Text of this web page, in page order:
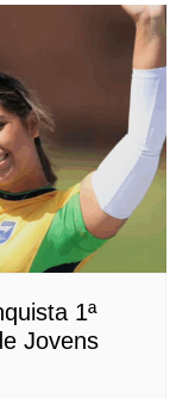
1ª
Jovens